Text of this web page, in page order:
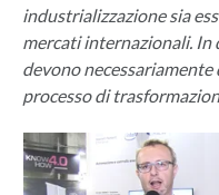
industrializzazione sia
mercati internazionali. In
devono necessariamente
processo di